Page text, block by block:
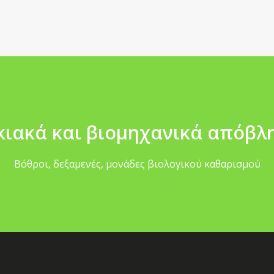
και βιομηχανικά
Βόθροι, δεξαμενές, μονάδες βιολογικού καθαρισμού